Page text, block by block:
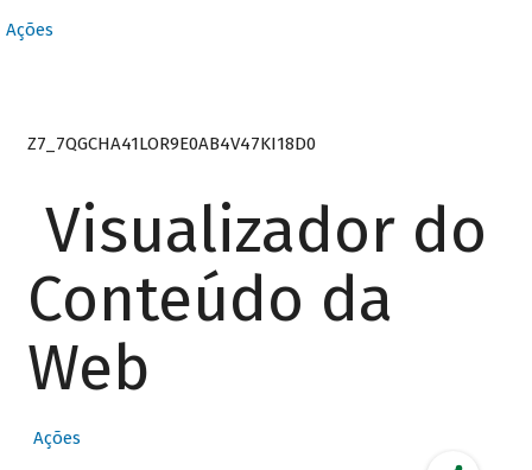
Ações
Z7_7QGCHA41LOR9E0AB4V47KI18D0
Visualizador do
Conteúdo da
Web
Ações